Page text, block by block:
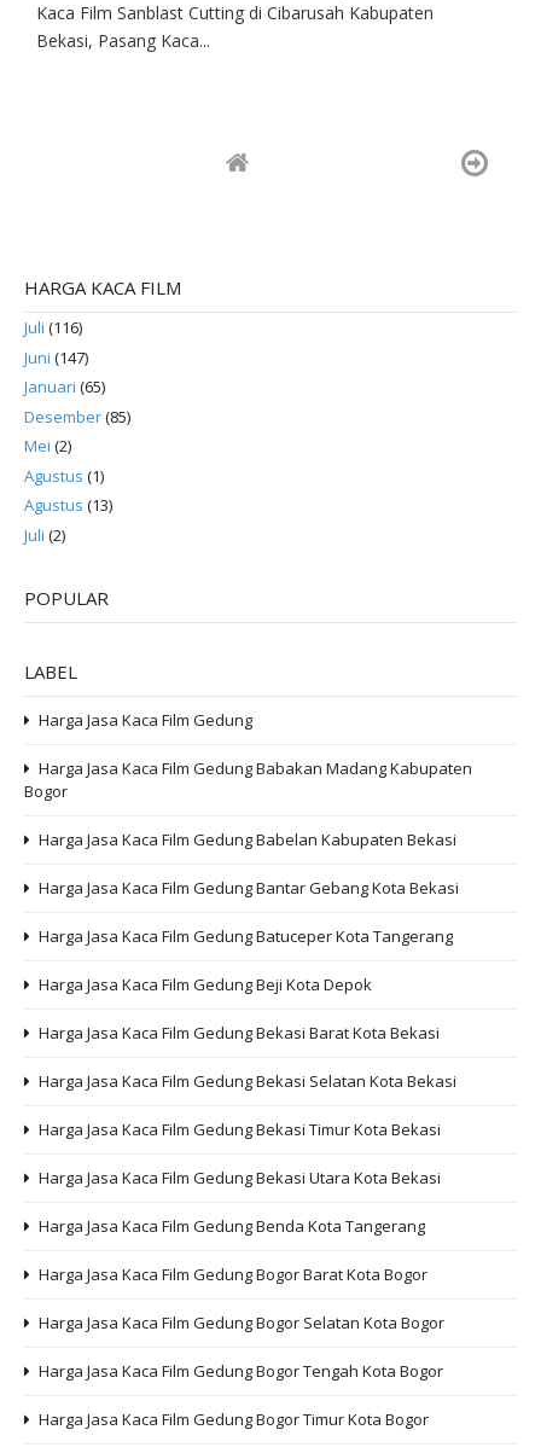
Kaca Film Sanblast Cutting di Cibarusah Kabupaten
Bekasi, Pasang Kaca...
HARGA KACA FILM
Juli (116)
Juni (147)
Januari (65)
Desember(85)
Mei (2)
Agustus (1)
Agustus (13)
Juli (2)
POPULAR
LABEL
Harga Jasa Kaca Film Gedung
Harga Jasa Kaca Film Gedung Babakan Madang Kabupaten
Bogor
Harga Jasa Kaca Film Gedung Babelan Kabupaten Bekasi
Harga Jasa Kaca Film Gedung Bantar Gebang Kota Bekasi
Harga Jasa Kaca Film Gedung Batuceper Kota Tangerang
Harga Jasa Kaca Film Gedung Beji Kota Depok
Harga Jasa Kaca Film Gedung Bekasi Barat Kota Bekasi
Harga Jasa Kaca Film Gedung Bekasi Selatan Kota Bekasi
Harga Jasa Kaca Film Gedung Bekasi Timur Kota Bekasi
Harga Jasa Kaca Film Gedung Bekasi Utara Kota Bekasi
Harga Jasa Kaca Film Gedung Benda Kota Tangerang
Harga Jasa Kaca Film Gedung Bogor Barat Kota Bogor
Harga Jasa Kaca Film Gedung Bogor Selatan Kota Bogor
Harga Jasa Kaca Film Gedung Bogor Tengah Kota Bogor
Harga Jasa Kaca Film Gedung Bogor Timur Kota Bogor